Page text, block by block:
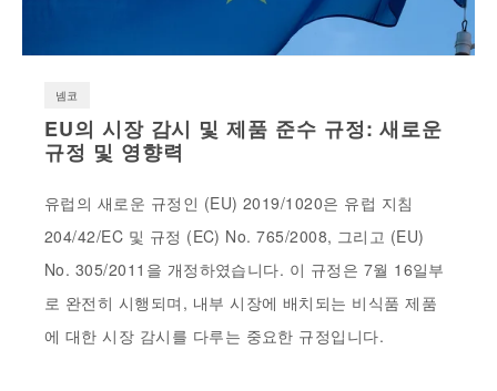
넴코
EU의 시장 감시 및 제품 준수 규정: 새로운
규정 및 영향력
유럽의 새로운 규정인 (EU) 2019/1020은 유럽 지침
204/42/EC 및 규정 (EC) No. 765/2008, 그리고 (EU)
No. 305/2011을 개정하였습니다. 이 규정은 7월 16일부
로 완전히 시행되며, 내부 시장에 배치되는 비식품 제품
에 대한 시장 감시를 다루는 중요한 규정입니다.